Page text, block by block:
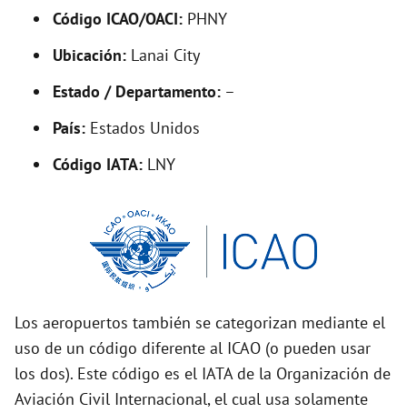
i
Código ICAO/OACI: PHNY
Ubicación: Lanai City
Estado / Departamento: –
País: Estados Unidos
Código IATA: LNY
Los aeropuertos también se categorizan mediante el
uso de un código diferente al ICAO (o pueden usar
los dos). Este código es el IATA de la Organización de
Aviación Civil Internacional, el cual usa solamente